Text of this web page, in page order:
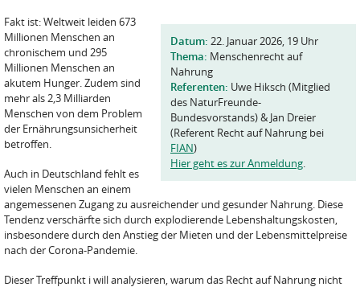
Datum: 22. Januar 2026, 19 Uhr
Thema: Menschenrecht auf
Nahrung
Referenten: Uwe Hiksch (Mitglied
des NaturFreunde-
Bundesvorstands) & Jan Dreier
(Referent Recht auf Nahrung bei
FIAN)
Hier geht es zur Anmeldung.
Fakt ist: Weltweit leiden 673
Millionen Menschen an
chronischem und 295
Millionen Menschen an
akutem Hunger. Zudem sind
mehr als 2,3 Milliarden
Menschen von dem Problem
der Ernährungsunsicherheit
betroffen.
Auch in Deutschland fehlt es
vielen Menschen an einem
angemessenen Zugang zu ausreichender und gesunder Nahrung. Diese
Tendenz verschärfte sich durch explodierende Lebenshaltungskosten,
insbesondere durch den Anstieg der Mieten und der Lebensmittelpreise
nach der Corona-Pandemie.
Dieser Treffpunkt i will analysieren, warum das Recht auf Nahrung nicht